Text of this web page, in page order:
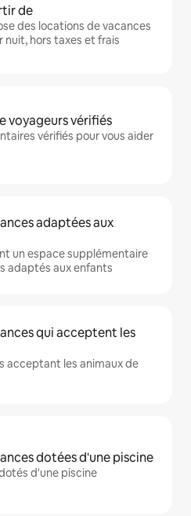
de
des locations de vacances
nuit, hors taxes et frais
voyageurs vérifiés
vérifiés pour vous aider
adaptées aux
un espace supplémentaire
adaptés aux enfants
qui acceptent les
acceptant les animaux de
dotées d'une piscine
d'une piscine